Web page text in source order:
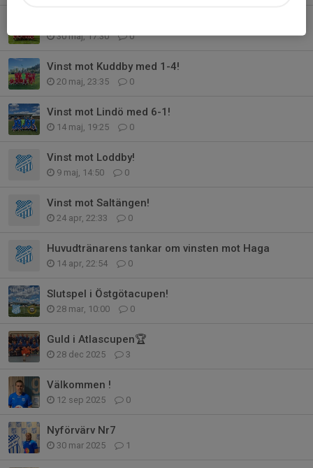
30 maj, 17:30 0
Vinst mot Kuddby med 1-4!
20 maj, 23:35 0
Vinst mot Lindö med 6-1!
14 maj, 19:25 0
Vinst mot Loddby!
9 maj, 14:50 0
Vinst mot Saltängen!
24 apr, 22:33 0
Huvudtränarens tankar om vinsten mot Haga
14 apr, 22:54 0
Slutspel i Östgötacupen!
28 mar, 10:00 0
Guld i Atlascupen🏆
28 dec 2025 3
Välkommen !
12 sep 2025 0
Nyförvärv Nr7
30 mar 2025 1